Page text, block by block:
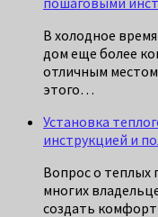
В холодное
дом еще более
отличным
этого…
Установка
инструкцией и
Вопрос о теплых
многих
создать